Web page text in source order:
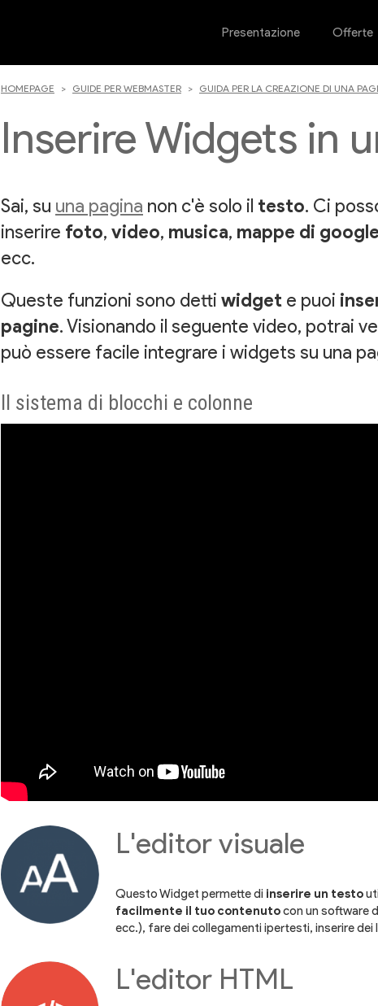
Presentazione Offerte
HOMEPAGE GUIDE PER WEBMASTER GUIDA PER LA CREAZIONE DI UNA
Inserire Widgets in
Sai, su una pagina non c'è solo il testo. Ci
inserire foto, video, musica, mappe di
ecc.
Queste funzioni sono detti widget e puoi
pagine. Visionando il seguente video, potrai
può essere facile integrare i widgets su una
Il sistema di blocchi e colonne
L'editor visuale
Questo Widget permette di inserire un testo
facilmente il tuo contenutocon un software
ecc.), fare dei collegamenti ipertesti, inserire dei
L'editor HTML